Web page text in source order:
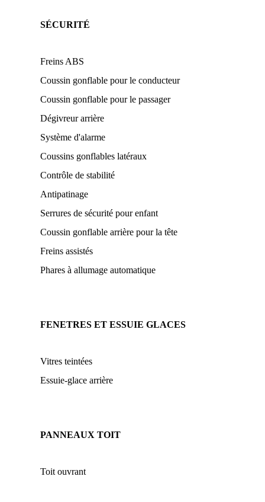
SÉCURITÉ
Freins ABS
Coussin gonflable pour le conducteur
Coussin gonflable pour le passager
Dégivreur arrière
Système d'alarme
Coussins gonflables latéraux
Contrôle de stabilité
Antipatinage
Serrures de sécurité pour enfant
Coussin gonflable arrière pour la tête
Freins assistés
Phares à allumage automatique
FENETRES ET ESSUIE GLACES
Vitres teintées
Essuie-glace arrière
PANNEAUX TOIT
Toit ouvrant